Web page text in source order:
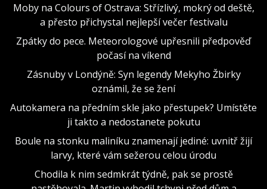
Moby na Colours of Ostrava: Střízlivý, mokrý od deště,
a přesto přichystal nejlepší večer festivalu
Zpátky do pece. Meteorologové upřesnili předpověď
počasí na víkend
Zásnuby v Londýně: Syn legendy Mekyho Žbirky
oznámil, že se žení
Autokamera na předním skle jako přestupek? Umístěte
ji takto a nedostanete pokutu
Boule na stonku maliníku znamenají jediné: uvnitř žijí
larvy, které vám sežerou celou úrodu
Chodila k nim sedmkrát týdně, pak se prostě